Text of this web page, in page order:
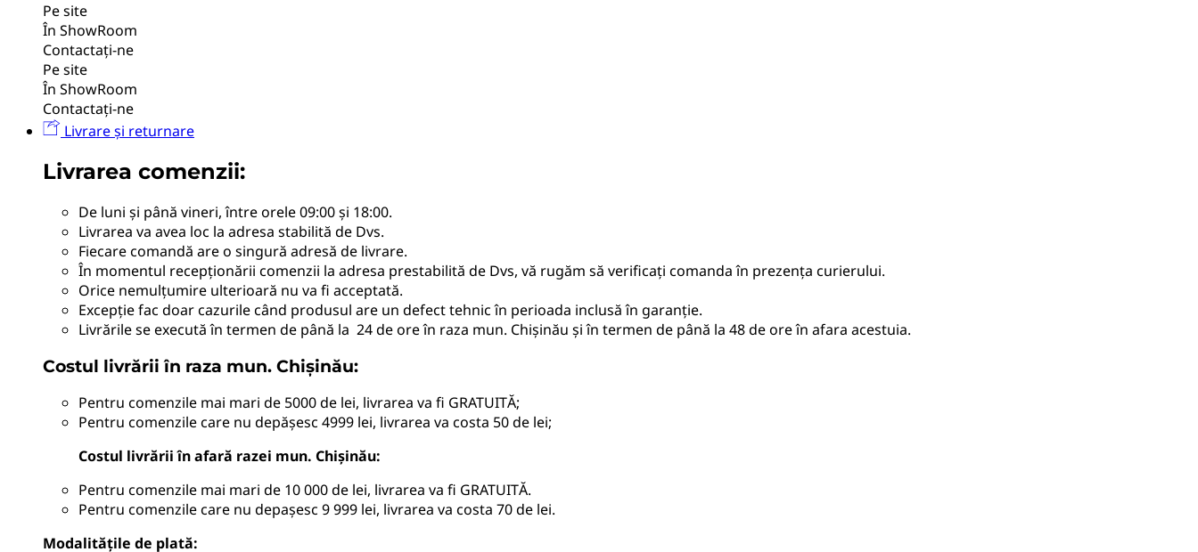
Pe site
În ShowRoom
Contactați-ne
Pe site
În ShowRoom
Contactați-ne
Livrare și returnare
Livrarea comenzii:
De luni și până vineri, între orele 09:00 și 18:00.
Livrarea va avea loc la adresa stabilită de Dvs.
Fiecare comandă are o singură adresă de livrare.
În momentul recepționării comenzii la adresa prestabilită de Dvs, vă rugăm să verificați comanda în prezența curierului.
Orice nemulțumire ulterioară nu va fi acceptată.
Excepție fac doar cazurile când produsul are un defect tehnic în perioada inclusă în garanție.
Livrările se execută în termen de până la 24 de ore în raza mun. Chișinău și în termen de până la 48 de ore în afara acestuia.
Costul livrării în raza mun. Chișinău:
Pentru comenzile mai mari de 5000 de lei, livrarea va fi GRATUITĂ;
Pentru comenzile care nu depășesc 4999 lei, livrarea va costa 50 de lei;
Costul livrării în afară razei mun. Chișinău:
Pentru comenzile mai mari de 10 000 de lei, livrarea va fi GRATUITĂ.
Pentru comenzile care nu depașesc 9 999 lei, livrarea va costa 70 de lei.
Modalitățile de plată: